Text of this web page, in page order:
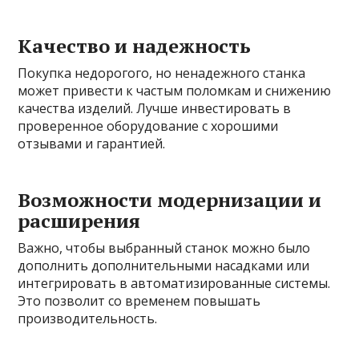
Качество и надежность
Покупка недорогого, но ненадежного станка
может привести к частым поломкам и снижению
качества изделий. Лучше инвестировать в
проверенное оборудование с хорошими
отзывами и гарантией.
Возможности модернизации и
расширения
Важно, чтобы выбранный станок можно было
дополнить дополнительными насадками или
интегрировать в автоматизированные системы.
Это позволит со временем повышать
производительность.